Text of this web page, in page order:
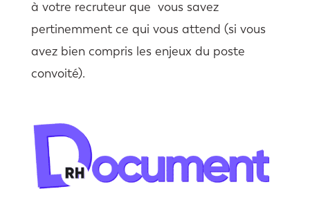
à votre recruteur que vous savez
pertinemment ce qui vous attend (si vous
avez bien compris les enjeux du poste
convoité).